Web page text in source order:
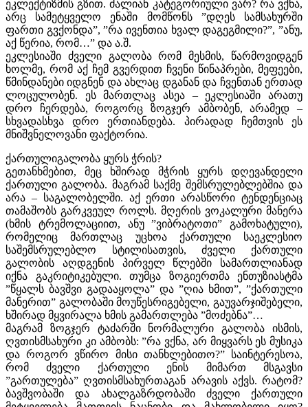
ეკლექტიზმის გზით. ძალიან კატეგორიული ვარ? რა ვქნა,
არც სამეტყველო ენაში მომწონს ”დღეს სამსახურში
ფართი გვქონდა”, ”რა ივენთია ხვალ დაგეგმილი?”, ”ანუ,
აქ წერია, რომ…” და ა.შ.
ეკლესიაში ძველი გალობა რომ მესმის, წარმოვიდგენ
ხოლმე, რომ აქ ჩემ გვერდით ჩვენი წინაპრები, მეფეები,
წმინდანები იდგნენ და ახლაც დგანან და ჩვენთან ერთად
ლოცულობენ. ეს მართლაც ასეა – ეკლესიაში არათუ
დრო ჩერდება, როგორც ზოგჯერ ამბობენ, არამედ –
სხვადასხვა დრო ერთიანდება. პირადად ჩემთვის ეს
მნიშვნელოვანი ფაქტორია.
ქართულიგალობა ყურს ჭრის?
გეთანხმებით, მეც ხშირად მჭრის ყურს დღევანდელი
ქართული გალობა. მაგრამ საქმე შემსრულებლებშია და
არა – საგალობელში. აქ ერთი არასწორი ტენდენციაც
თამაშობს გარკვეულ როლს. მღერის ვოკალური მანერა
(ხმის ტრემოლაციით, ანუ ”ვიბრატოთი” გამოხატული),
რომელიც მართლაც უცხოა ქართული საეკლესიო
საშემსრულებლო სტილისათვის, ძველი ქართული
გალობის აღდგენის პირველ წლებში სამართლიანად
იქნა გაკრიტიკებული. თუმცა ზოგიერთმა ენთუზიასტმა
”წყალს ბავშვი გადააყოლა” და ”ღია ხმით”, ”ქართული
მანერით” გალობაში მოუწესრიგებელი, გაუვარჯიშებელი,
ხშირად მყვირალა ხმის გამართლება ”მოძებნა”…
მაგრამ ზოგჯერ ტაძარში ნორმალური გალობა ისმის,
ღვთისმსახური კი ამბობს: ”რა ვქნა, არ მიყვარს ეს მუსიკა
და როგორ ვწირო მისი თანხლებითო?” საინტერესოა,
რომ ძველი ქართული ენის მიმართ მსგავსი
”გართულება” ღვთისმსახურთაგან არავის აქვს. რატომ?
ბავშვობაში და ახალგაზრდობაში ძველი ქართული